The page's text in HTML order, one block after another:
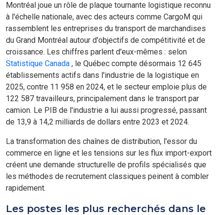
Montréal joue un rôle de plaque tournante logistique reconnu
à l'échelle nationale, avec des acteurs comme CargoM qui
rassemblent les entreprises du transport de marchandises
du Grand Montréal autour d'objectifs de compétitivité et de
croissance. Les chiffres parlent d'eux-mêmes : selon
Statistique Canada , le Québec compte désormais 12 645
établissements actifs dans l'industrie de la logistique en
2025, contre 11 958 en 2024, et le secteur emploie plus de
122 587 travailleurs, principalement dans le transport par
camion. Le PIB de l'industrie a lui aussi progressé, passant
de 13,9 à 14,2 milliards de dollars entre 2023 et 2024.
La transformation des chaînes de distribution, l'essor du
commerce en ligne et les tensions sur les flux import-export
créent une demande structurelle de profils spécialisés que
les méthodes de recrutement classiques peinent à combler
rapidement.
Les postes les plus recherchés dans le